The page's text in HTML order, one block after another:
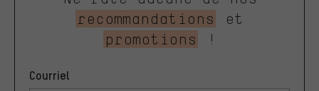
recommandations
et
promotions
!
Courriel